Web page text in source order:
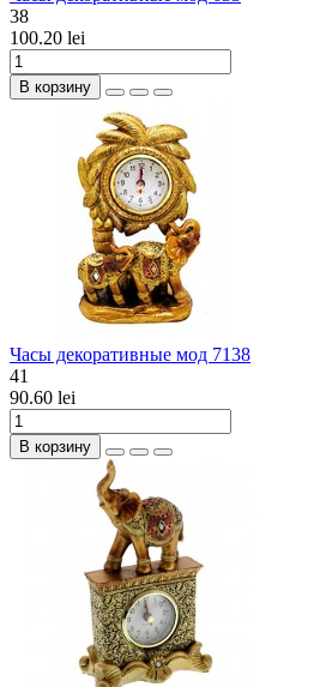
38
100.20 lei
В корзину
Часы декоративные мод 7138
41
90.60 lei
В корзину